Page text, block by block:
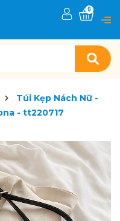
0
Túi Kẹp Nách Nữ -
- tt220717